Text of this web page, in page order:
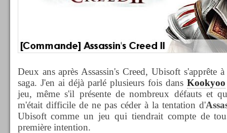
Deux ans après Assassin's Creed, Ubisoft s'apprête
saga. J'en ai déjà parlé plusieurs fois dansKookyoo
jeu, même s'il présente de nombreux défauts et
m'était difficile de ne pas céder à la tentation d'
Ubisoft comme un jeu qui tiendrait compte de
première intention.